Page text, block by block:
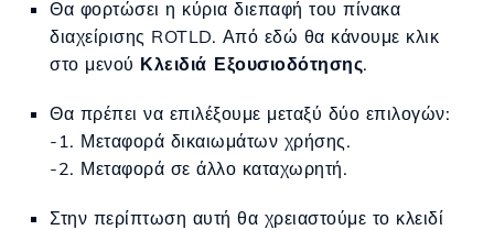
Θα φορτώσει η κύρια διεπαφή του πίνακα
διαχείρισης ROTLD. Από εδώ θα κάνουμε κλικ
στο μενού Κλειδιά Εξουσιοδότησης.
Θα πρέπει να επιλέξουμε μεταξύ δύο επιλογών:
- 1. Μεταφορά δικαιωμάτων χρήσης.
-2. Μεταφορά σε άλλο καταχωρητή.
Στην περίπτωση αυτή θα χρειαστούμε το κλειδί